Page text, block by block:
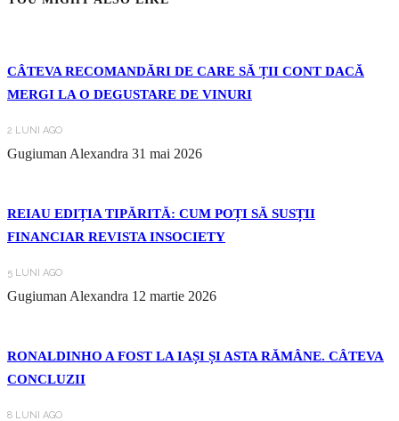
CÂTEVA RECOMANDĂRI DE CARE SĂ ȚII CONT DACĂ
MERGI LA O DEGUSTARE DE VINURI
2 LUNI AGO
Gugiuman Alexandra 31 mai 2026
REIAU EDIȚIA TIPĂRITĂ: CUM POȚI SĂ SUSȚII
FINANCIAR REVISTA INSOCIETY
5 LUNI AGO
Gugiuman Alexandra 12 martie 2026
RONALDINHO A FOST LA IAȘI ȘI ASTA RĂMÂNE. CÂTEVA
CONCLUZII
8 LUNI AGO